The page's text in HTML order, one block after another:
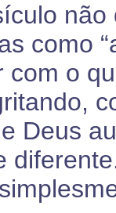
não
como
com o
Deus